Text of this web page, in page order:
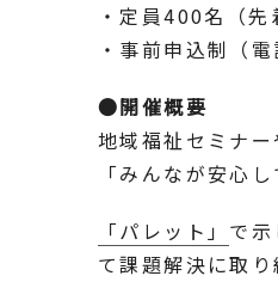
・定員400名（先
・事前申込制（
●開催概要
地域福祉セミナ
「みんなが安心
「パレット」 で
て課題解決に取